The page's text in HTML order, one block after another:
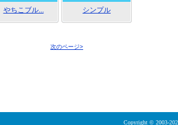
やちこブル... シンプル
次のページ>
Copyright © 2003-